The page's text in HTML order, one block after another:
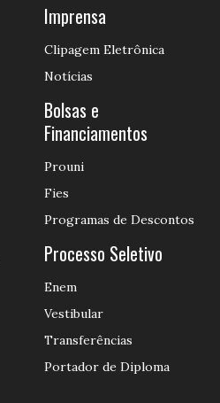
Imprensa
Clipagem Eletrônica
Notícias
Bolsas e
Financiamentos
Prouni
Fies
Programas de Descontos
Processo Seletivo
Enem
Vestibular
Transferências
Portador de Diploma